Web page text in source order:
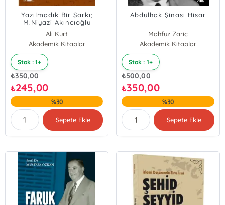
Yazılmadık Bir Şarkı;
M.Niyazi Akıncıoğlu
Hayatı Sanatı
Ali Kurt
Akademik Kitaplar
Stok : 1+
₺350,00
₺245,00
%30
Sepete Ekle
Abdülhak Şinasi Hisar
Mahfuz Zariç
Akademik Kitaplar
Stok : 1+
₺500,00
₺350,00
%30
Sepete Ekle